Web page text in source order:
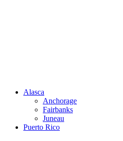
Alasca
Anchorage
Fairbanks
Juneau
Puerto Rico